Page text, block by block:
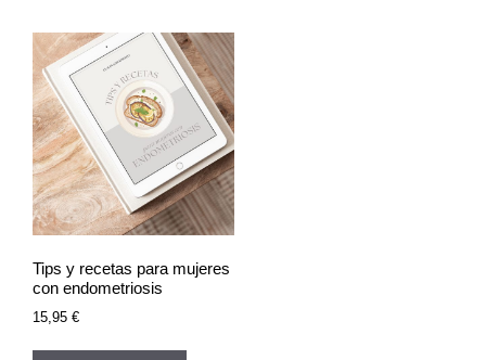
Tips y recetas para mujeres
con endometriosis
15,95 €